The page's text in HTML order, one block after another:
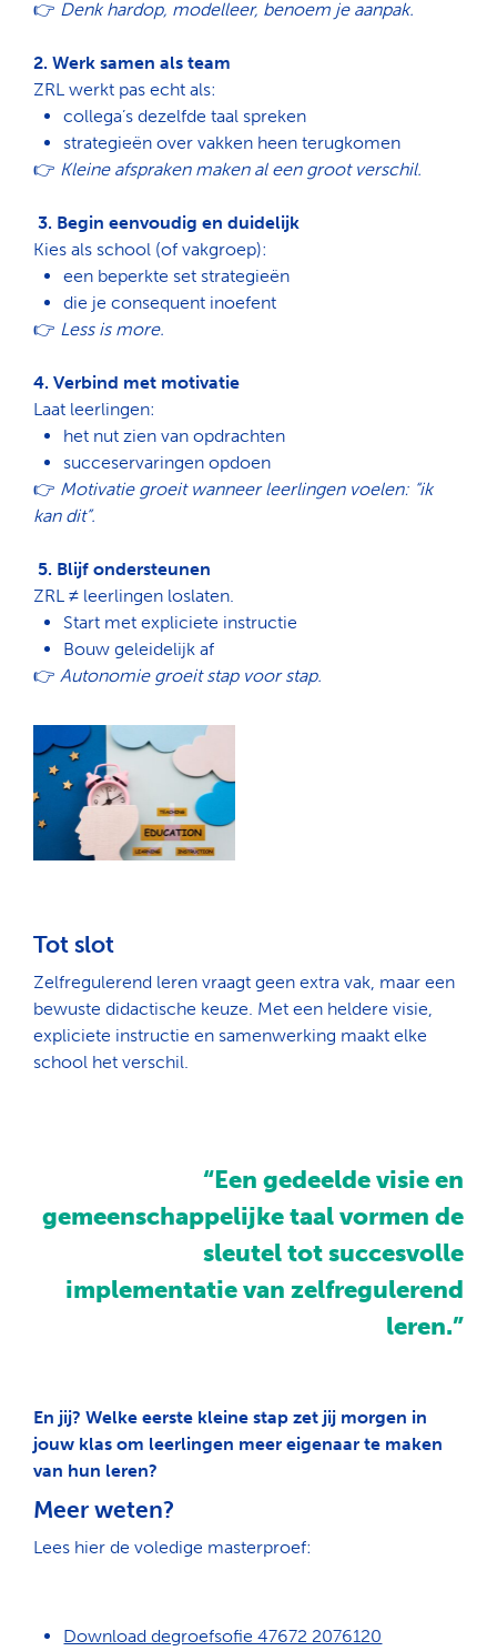
👉 Denk hardop, modelleer, benoem je aanpak.
2. Werk samen als team
ZRL werkt pas echt als:
collega’s dezelfde taal spreken
strategieën over vakken heen terugkomen
👉 Kleine afspraken maken al een groot verschil.
3. Begin eenvoudig en duidelijk
Kies als school (of vakgroep):
een beperkte set strategieën
die je consequent inoefent
👉 Less is more.
4. Verbind met motivatie
Laat leerlingen:
het nut zien van opdrachten
succeservaringen opdoen
👉 Motivatie groeit wanneer leerlingen voelen: “ik
kan dit”.
5. Blijf ondersteunen
ZRL ≠ leerlingen loslaten.
Start metexpliciete instructie
Bouw geleidelijk af
👉Autonomie groeit stap voor stap.
Tot slot
Zelfregulerend leren vraagt geen extra vak, maar een
bewuste didactische keuze. Met een heldere visie,
expliciete instructie en samenwerking maakt elke
school het verschil.
“Een gedeelde visie en
gemeenschappelijke taal vormen de
sleutel tot succesvolle
implementatie van zelfregulerend
leren.”
En jij? Welke eerste kleine stap zet jij morgen in
jouw klas om leerlingen meer eigenaar te maken
van hun leren?
Meer weten?
Lees hier de voledige masterproef:
Download degroefsofie 47672 2076120